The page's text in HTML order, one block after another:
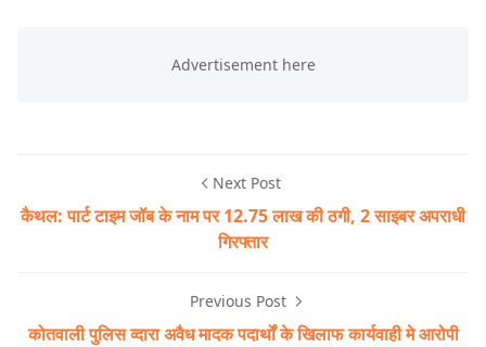
Next Post
कैथल: पार्ट टाइम जॉब के नाम पर 12.75 लाख की ठगी, 2 साइबर अपराधी
गिरफ्तार
Previous Post
कोतवाली पुलिस व्दारा अवैध मादक पदार्थों के खिलाफ कार्यवाही मे आरोपी